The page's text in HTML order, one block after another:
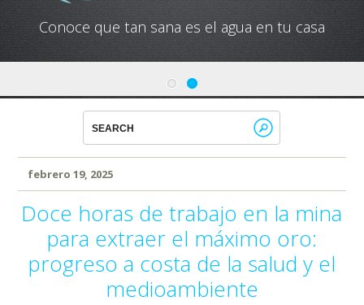
Conoce que tan sana es el agua en tu casa
febrero 19, 2025
Doce horas de trabajo en la mina
para extraer el máximo oro:
progreso a costa de la salud y el
medioambiente